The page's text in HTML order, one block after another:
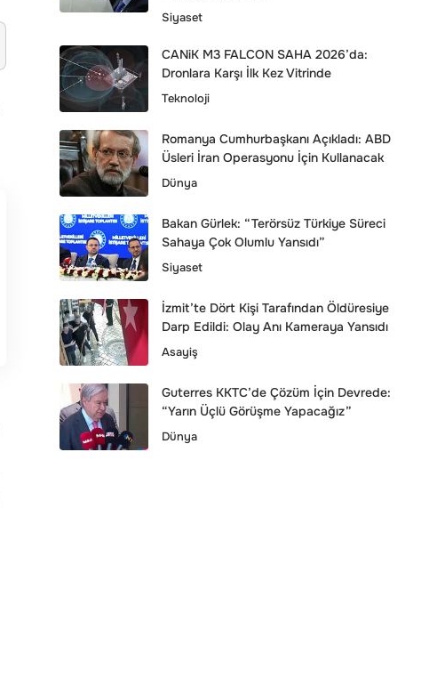
Siyaset
CANiK M3 FALCON SAHA 2026’da:
Dronlara Karşı İlk Kez Vitrinde
Teknoloji
Romanya Cumhurbaşkanı Açıkladı: ABD
Üsleri İran Operasyonu İçin Kullanacak
Dünya
Bakan Gürlek: “Terörsüz Türkiye Süreci
Sahaya Çok Olumlu Yansıdı”
Siyaset
İzmit’te Dört Kişi Tarafından Öldüresiye
Darp Edildi: Olay Anı Kameraya Yansıdı
Asayiş
Guterres KKTC’de Çözüm İçin Devrede:
“Yarın Üçlü Görüşme Yapacağız”
Dünya